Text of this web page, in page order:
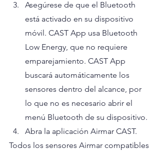
Asegúrese de que el Bluetooth
está activado en su dispositivo
móvil. CAST App usa Bluetooth
Low Energy, que no requiere
emparejamiento. CAST App
buscará automáticamente los
sensores dentro del alcance, por
lo que no es necesario abrir el
menú Bluetooth de su dispositivo.
Abra la aplicación Airmar CAST.
Todos los sensores Airmar compatibles